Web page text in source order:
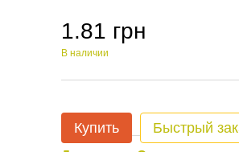
1.81 грн
В наличии
Купить Быстрый